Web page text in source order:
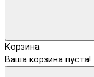
Корзина
Ваша корзина пуста!